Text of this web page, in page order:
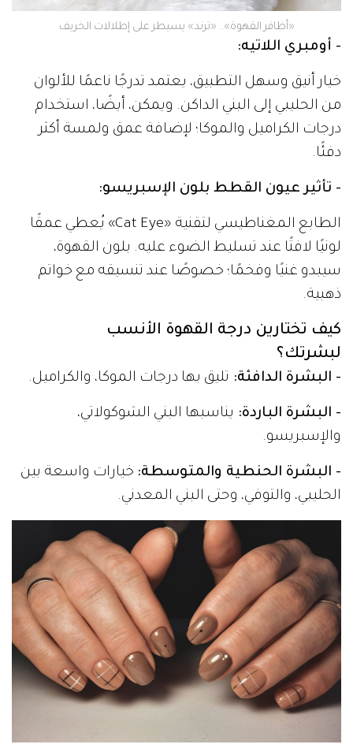
«أظافر القهوة».. «ترند» يسيطر على إطلالات الخريف
- أومبري اللاتيه:
خيار أنيق وسهل التطبيق، يعتمد تدرجًا ناعمًا للألوان
من الحليبي إلى البني الداكن. ويمكن، أيضًا، استخدام
درجات الكراميل والموكا؛ لإضافة عمق ولمسة أكثر
دفئًا.
- تأثير عيون القطط بلون الإسبريسو:
الطابع المغناطيسي لتقنية «Cat Eye» يُعطي عمقًا
لونيًا لافتًا عند تسليط الضوء عليه. بلون القهوة،
سيبدو غنيًا وفخمًا؛ خصوصًا عند تنسيقه مع خواتم
ذهبية.
كيف تختارين درجة القهوة الأنسب
لبشرتك؟
- البشرة الدافئة: تليق بها درجات الموكا، والكراميل.
- البشرة الباردة: يناسبها البني الشوكولاتي،
والإسبريسو.
- البشرة الحنطية والمتوسطة: خيارات واسعة بين
الحليبي، والتوفي، وحتى البني المعدني.